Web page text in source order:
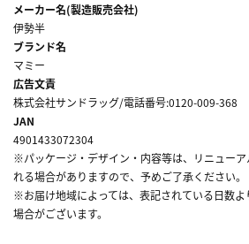
メーカー名(製造販売会社)
伊勢半
ブランド名
マミー
広告文責
株式会社サンドラッグ/電話番号:0120-009-368
JAN
4901433072304
※パッケージ・デザイン・内容等は、リニュー
れる場合がありますので、予めご了承ください。
※お届け地域によっては、表記されている日数よ
場合がございます。